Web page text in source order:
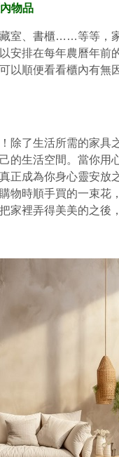
物品
室、書櫃……等等，
安排在每年農曆年前
以順便看看櫃內有無
除了生活所需的家具
的生活空間。當你用
正成為你身心靈安放
物時順手買的一束花
家裡弄得美美的之後